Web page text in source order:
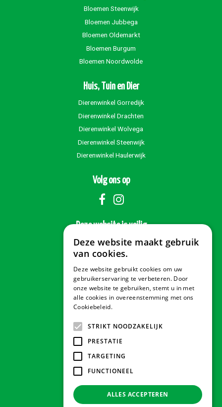
Bloemen Steenwijk
Bloemen Jubbega
Bloemen Oldemarkt
Bloemen Burgum
Bloemen Noordwolde
Huis, Tuin en Dier
Dierenwinkel Gorredijk
Dierenwinkel Drachten
Dierenwinkel Wolvega
Dierenwinkel Steenwijk
Dierenwinkel Haulerwijk
Volg ons op
Deze website is veilig
Veilig betalen
Contact & Openingstijden
Tuindorado Gorredijk
Tuindorado Wolvega
Deze website maakt gebruik
van cookies.
Deze website gebruikt cookies om uw
gebruikerservaring te verbeteren. Door
onze website te gebruiken, stemt u in met
alle cookies in overeenstemming met ons
Cookiebeleid.
STRIKT NOODZAKELIJK
PRESTATIE
TARGETING
FUNCTIONEEL
ALLES ACCEPTEREN